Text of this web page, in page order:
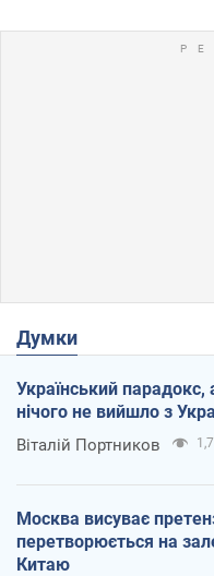
Думки
Український парадокс,
нічого не вийшло з
Віталій Портников
Москва висуває
перетворюється на
Китаю